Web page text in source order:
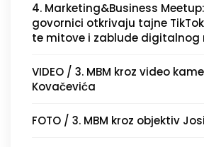
4. Marketing&Business
govornici otkrivaju tajne
te mitove i zablude digitalnog
VIDEO / 3. MBM kroz video
Kovačevića
FOTO / 3. MBM kroz objektiv